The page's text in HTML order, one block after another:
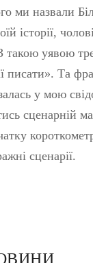
ми назвали
історії,
такою уявою
писати». Та
у мою
сценарній
сценарії.